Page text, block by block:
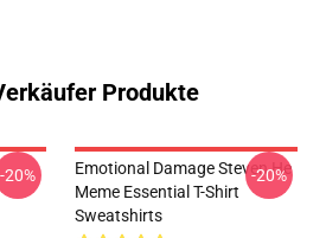
Produkte
-20%
Emotional Damage Steven He
Meme Essential T-Shirt
Sweatshirts
-20%